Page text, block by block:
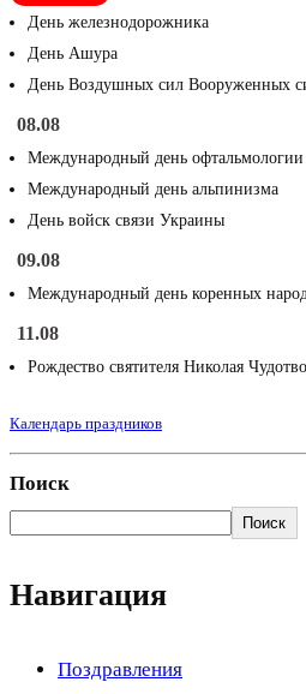
День железнодорожника
День Ашура
День Воздушных сил Вооруженных
08.08
Международный день офтальмологии
Международный день альпинизма
День войск связи Украины
09.08
Международный день коренных
11.08
Рождество святителя Николая
Календарь праздников
Поиск
Поиск
Навигация
Поздравления